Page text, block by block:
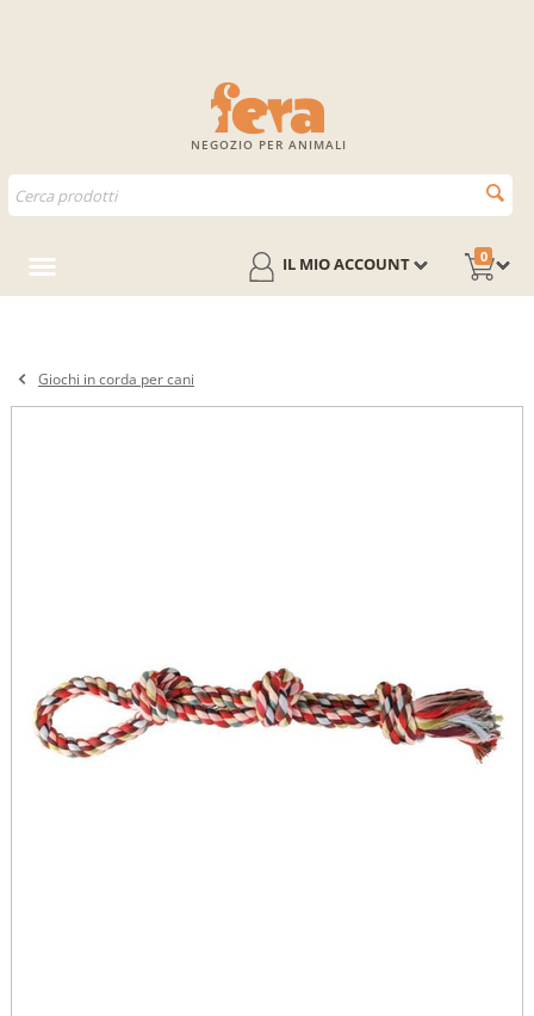
NEGOZIO PER ANIMALI
0
IL MIO ACCOUNT
Giochi in corda per cani